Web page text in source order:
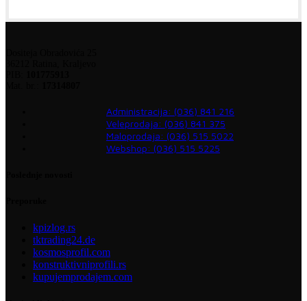
Administracija: (036) 841 216
Veleprodaja: (036) 841 375
Maloprodaja: (036) 515 5022
Webshop: (036) 515 5225
kpizlog.rs
tktrading24.de
kosmosprofil.com
konstruktivniprofili.rs
kupujemprodajem.com